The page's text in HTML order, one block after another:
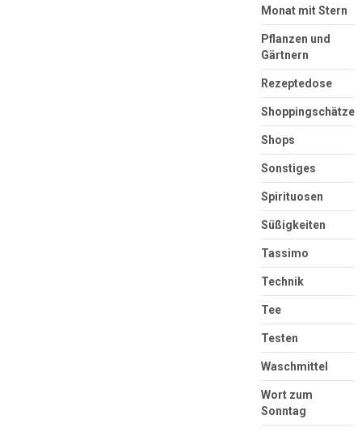
Monat mit Stern
Pflanzen und
Gärtnern
Rezeptedose
Shoppingschätze
Shops
Sonstiges
Spirituosen
Süßigkeiten
Tassimo
Technik
Tee
Testen
Waschmittel
Wort zum
Sonntag